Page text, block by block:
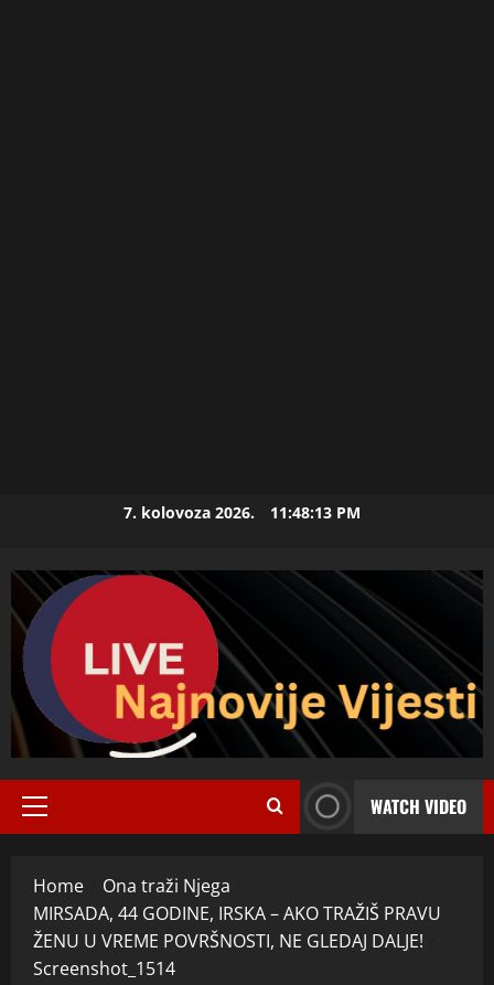
7. kolovoza 2026. 11:48:14 PM
Primary
WATCH VIDEO
Home
Ona traži Njega
MIRSADA, 44 GODINE, IRSKA – AKO TRAŽIŠ PRAVU
ŽENU U VREME POVRŠNOSTI, NE GLEDAJ DALJE!
Screenshot_1514